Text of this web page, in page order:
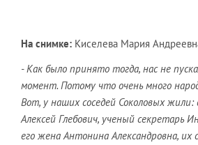
На снимке: Киселева Мария
- Как было принято тогда, нас не
момент. Потому что очень много
Вот, у наших соседей Соколовых
Алексей Глебович, ученый секретарь
его жена Антонина Александровна, их